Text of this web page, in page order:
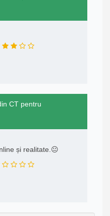
CT pentru
și realitate.😐